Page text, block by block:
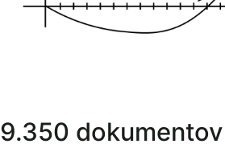
9.350 dokumentov